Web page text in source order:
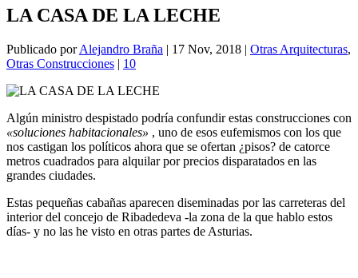
LA CASA DE LA LECHE
Publicado porAlejandro Braña | 17 Nov, 2018 | Otras Arquitecturas,
Otras Construcciones | 10
Algún ministro despistado podría confundir estas construcciones con
«soluciones habitacionales» , uno de esos eufemismos con los que
nos castigan los políticos ahora que se ofertan ¿pisos? de catorce
metros cuadrados para alquilar por precios disparatados en las
grandes ciudades.
Estas pequeñas cabañas aparecen diseminadas por las carreteras del
interior del concejo de Ribadedeva -la zona de la que hablo estos
días- y no las he visto en otras partes de Asturias.